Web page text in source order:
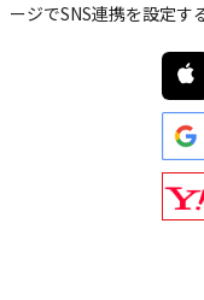
ージでSNS連携を設定す